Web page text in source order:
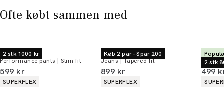
Ofte købt sammen med
2 stk 1000 kr
Lindbergh
Performance pants | Slim fit
I alt (inkl. rabat)
599 kr
Produkt egenskaber
SUPERFLEX
Køb 2 par - Spar 200
Lindbergh
Jeans | Tapered fit
I alt (inkl. rabat)
899 kr
Produkt egenskaber
SUPERFLEX
2 stk
I alt
499